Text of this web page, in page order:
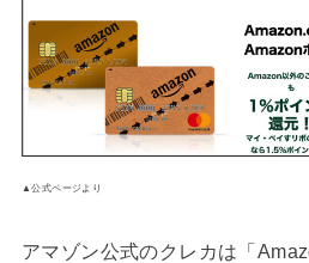
▲公式ページより
アマゾン公式のクレカは「